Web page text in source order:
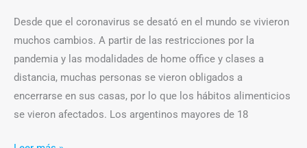
Desde que el coronavirus se desató en el mundo se vivieron
muchos cambios. A partir de las restricciones por la
pandemia y las modalidades de home office y clases a
distancia, muchas personas se vieron obligados a
encerrarse en sus casas, por lo que los hábitos alimenticios
se vieron afectados. Los argentinos mayores de 18